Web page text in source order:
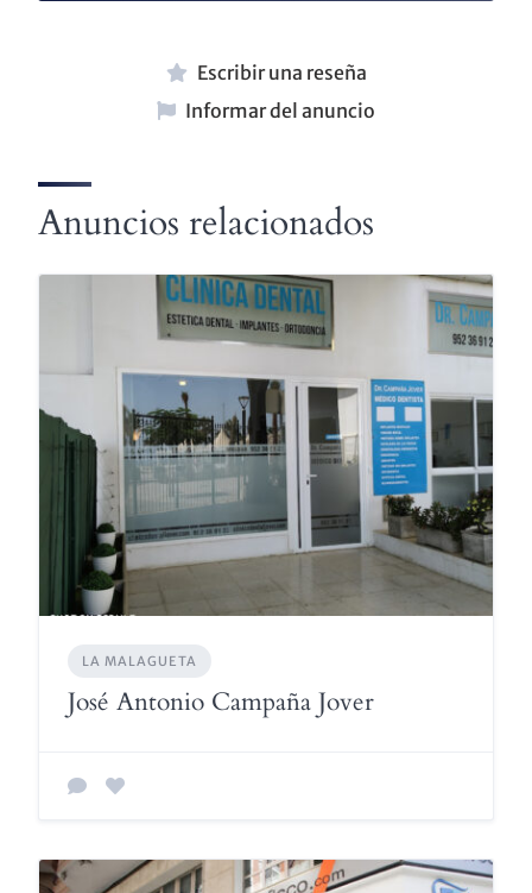
Escribir una reseña
Informar del anuncio
Anuncios relacionados
LA MALAGUETA
José Antonio Campaña Jover